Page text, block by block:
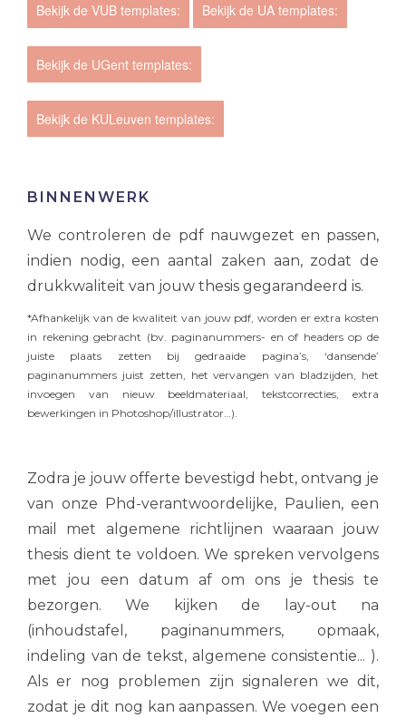
Bekijk de VUB templates: Bekijk de UA templates:
Bekijk de UGent templates:
Bekijk de KULeuven templates:
BINNENWERK
We controleren de pdf nauwgezet en passen,
indien nodig, een aantal zaken aan, zodat de
drukkwaliteit van jouw thesis gegarandeerd is.
*Afhankelijk van de kwaliteit van jouw pdf, worden er extra kosten
in rekening gebracht (bv. paginanummers- en of headers op de
juiste plaats zetten bij gedraaide pagina’s, ‘dansende’
paginanummers juist zetten, het vervangen van bladzijden, het
invoegen van nieuw beeldmateriaal, tekstcorrecties, extra
bewerkingen in Photoshop/illustrator…).
Zodra je jouw offerte bevestigd hebt, ontvang je
van onze Phd-verantwoordelijke, Paulien, een
mail met algemene richtlijnen waaraan jouw
thesis dient te voldoen. We spreken vervolgens
met jou een datum af om ons je thesis te
bezorgen. We kijken de lay-out na
(inhoudstafel, paginanummers, opmaak,
indeling van de tekst, algemene consistentie... ).
Als er nog problemen zijn signaleren we dit,
zodat je dit nog kan aanpassen. We voegen een